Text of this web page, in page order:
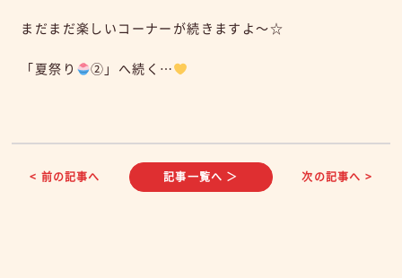
まだまだ楽しいコーナーが続きますよ～☆
「夏祭り ②」へ続く…
< 前の記事へ 記事一覧へ ＞ 次の記事へ >